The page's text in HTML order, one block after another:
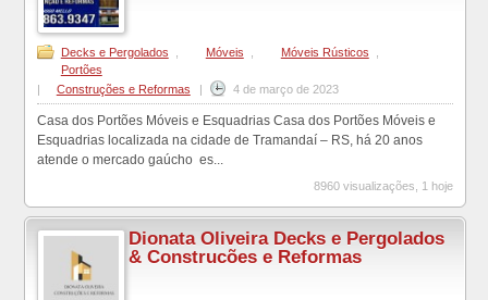
Decks e Pergolados Móveis Móveis Rústicos
Portões
|
Construções e Reformas | 4 de março de 2023
Casa dos Portões Móveis e Esquadrias Casa dos Portões Móveis e
Esquadrias localizada na cidade de Tramandaí – RS, há 20 anos
atende o mercado gaúcho es...
8960 visualizações, 1 hoje
Dionata Oliveira Decks e Pergolados
& Construcões e Reformas